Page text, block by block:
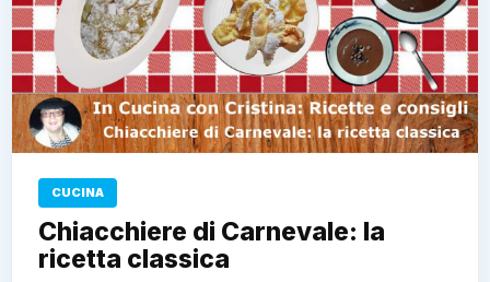
CUCINA
Chiacchiere di Carnevale: la
ricetta classica